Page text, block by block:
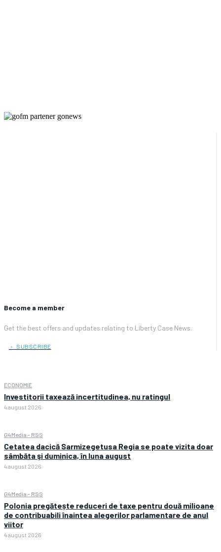
Become a member
Get the best offers and updates relating to Liberty Case News.
﹢ SUBSCRIBE
ECONOMIE
Investitorii taxează incertitudinea, nu ratingul
4 august 2026
G4Media - RSS
Cetatea dacică Sarmizegetusa Regia se poate vizita doar
sâmbăta şi duminica, în luna august
4 august 2026
G4Media - RSS
Polonia pregătește reduceri de taxe pentru două milioane
de contribuabili înaintea alegerilor parlamentare de anul
viitor
4 august 2026